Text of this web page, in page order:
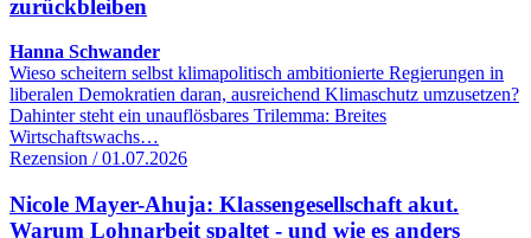
zurückbleiben
Hanna Schwander
Wieso scheitern selbst klimapolitisch ambitionierte Regierungen in
liberalen Demokratien daran, ausreichend Klimaschutz umzusetzen?
Dahinter steht ein unauflösbares Trilemma: Breites
Wirtschaftswachs…
Rezension / 01.07.2026
Nicole Mayer-Ahuja: Klassengesellschaft akut.
Warum Lohnarbeit spaltet - und wie es anders